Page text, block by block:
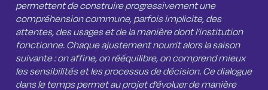
permettent de construire progressivement une
compréhension commune, parfois implicite, des
attentes, des usages et de la manière dont l’institution
fonctionne. Chaque ajustement nourrit alors la saison
suivante : on affine, on rééquilibre, on comprend mieux
les sensibilités et les processus de décision. Ce dialogue
dans le temps permet au projet d’évoluer de manière